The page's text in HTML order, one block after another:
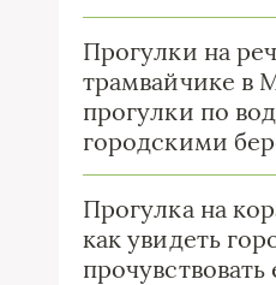
Прогулки на
трамвайчике в
прогулки по
городскими
Прогулка на
как увидеть